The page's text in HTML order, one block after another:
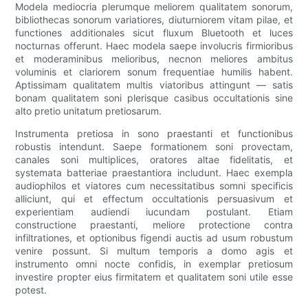
Modela mediocria plerumque meliorem qualitatem sonorum,
bibliothecas sonorum variatiores, diuturniorem vitam pilae, et
functiones additionales sicut fluxum Bluetooth et luces
nocturnas offerunt. Haec modela saepe involucris firmioribus
et moderaminibus melioribus, necnon meliores ambitus
voluminis et clariorem sonum frequentiae humilis habent.
Aptissimam qualitatem multis viatoribus attingunt — satis
bonam qualitatem soni plerisque casibus occultationis sine
alto pretio unitatum pretiosarum.
Instrumenta pretiosa in sono praestanti et functionibus
robustis intendunt. Saepe formationem soni provectam,
canales soni multiplices, oratores altae fidelitatis, et
systemata batteriae praestantiora includunt. Haec exempla
audiophilos et viatores cum necessitatibus somni specificis
alliciunt, qui et effectum occultationis persuasivum et
experientiam audiendi iucundam postulant. Etiam
constructione praestanti, meliore protectione contra
infiltrationes, et optionibus figendi auctis ad usum robustum
venire possunt. Si multum temporis a domo agis et
instrumento omni nocte confidis, in exemplar pretiosum
investire propter eius firmitatem et qualitatem soni utile esse
potest.